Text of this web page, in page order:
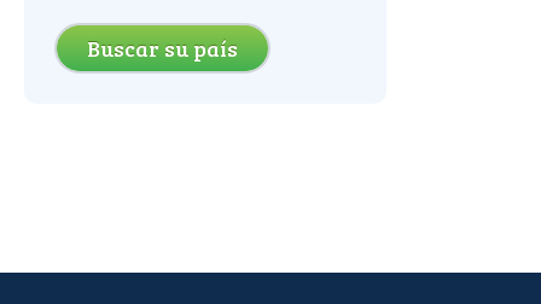
Buscar su país